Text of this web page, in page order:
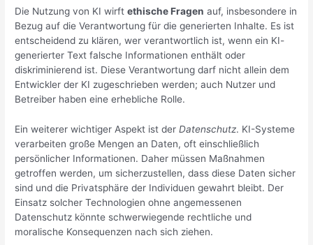
Die Nutzung von KI wirftethische Fragen auf, insbesondere in
Bezug auf die Verantwortung für die generierten Inhalte. Es ist
entscheidend zu klären, wer verantwortlich ist, wenn ein KI-
generierter Text falsche Informationen enthält oder
diskriminierend ist. Diese Verantwortung darf nicht allein dem
Entwickler der KI zugeschrieben werden; auch Nutzer und
Betreiber haben eine erhebliche Rolle.
Ein weiterer wichtiger Aspekt ist derDatenschutz. KI-Systeme
verarbeiten große Mengen an Daten, oft einschließlich
persönlicher Informationen. Daher müssen Maßnahmen
getroffen werden, um sicherzustellen, dass diese Daten sicher
sind und die Privatsphäre der Individuen gewahrt bleibt. Der
Einsatz solcher Technologien ohne angemessenen
Datenschutz könnte schwerwiegende rechtliche und
moralische Konsequenzen nach sich ziehen.